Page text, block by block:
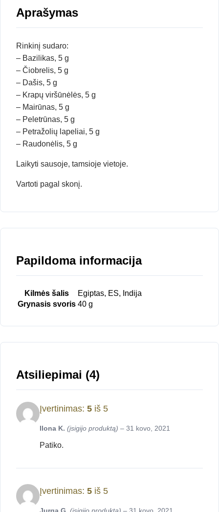
Aprašymas
Rinkinį sudaro:
– Bazilikas, 5 g
– Čiobrelis, 5 g
– Dašis, 5 g
– Krapų viršūnėlės, 5 g
– Mairūnas, 5 g
– Peletrūnas, 5 g
– Petražolių lapeliai, 5 g
– Raudonėlis, 5 g
Laikyti sausoje, tamsioje vietoje.
Vartoti pagal skonį.
Papildoma informacija
Kilmės šalis
Egiptas, ES, Indija
Grynasis svoris 40 g
Atsiliepimai (4)
Įvertinimas: 5 iš 5
Ilona K. (įsigijo produktą) – 31 kovo, 2021
Patiko.
Įvertinimas: 5 iš 5